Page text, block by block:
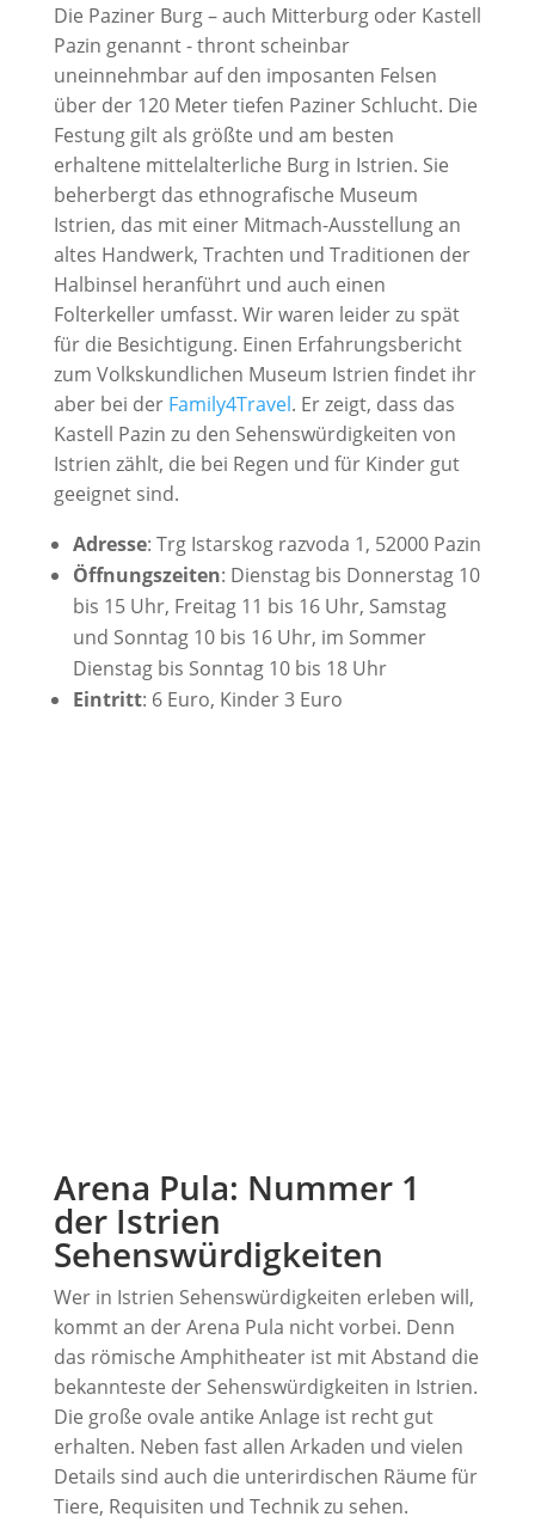
Die Paziner Burg – auch Mitterburg oder Kastell
Pazin genannt - thront scheinbar
uneinnehmbar auf den imposanten Felsen
über der 120 Meter tiefen Paziner Schlucht. Die
Festung gilt als größte und am besten
erhaltene mittelalterliche Burg in Istrien. Sie
beherbergt das ethnografische Museum
Istrien, das mit einer Mitmach-Ausstellung an
altes Handwerk, Trachten und Traditionen der
Halbinsel heranführt und auch einen
Folterkeller umfasst. Wir waren leider zu spät
für die Besichtigung. Einen Erfahrungsbericht
zum Volkskundlichen Museum Istrien findet ihr
aber bei der Family4Travel. Er zeigt, dass das
Kastell Pazin zu den Sehenswürdigkeiten von
Istrien zählt, die bei Regen und für Kinder gut
geeignet sind.
Adresse: Trg Istarskog razvoda 1, 52000 Pazin
Öffnungszeiten: Dienstag bis Donnerstag 10
bis 15 Uhr, Freitag 11 bis 16 Uhr, Samstag
und Sonntag 10 bis 16 Uhr, im Sommer
Dienstag bis Sonntag 10 bis 18 Uhr
Eintritt: 6 Euro, Kinder 3 Euro
Arena Pula: Nummer 1
der Istrien
Sehenswürdigkeiten
Wer in Istrien Sehenswürdigkeiten erleben will,
kommt an der Arena Pula nicht vorbei. Denn
das römische Amphitheater ist mit Abstand die
bekannteste der Sehenswürdigkeiten in Istrien.
Die große ovale antike Anlage ist recht gut
erhalten. Neben fast allen Arkaden und vielen
Details sind auch die unterirdischen Räume für
Tiere, Requisiten und Technik zu sehen.